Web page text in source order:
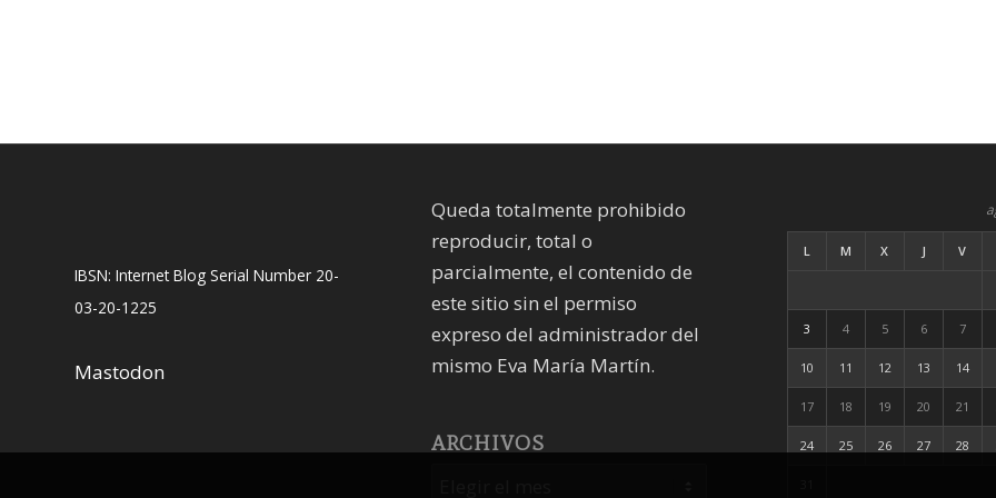
IBSN: Internet Blog Serial Number 20-
03-20-1225
Mastodon
Queda totalmente prohibido
reproducir, total o
parcialmente, el contenido de
este sitio sin el permiso
expreso del administrador del
mismo Eva María Martín.
ARCHIVOS
L M X J V
3 4 5 6 7
10 11 12 13 14
17 18 19 20 21
24 25 26 27 28